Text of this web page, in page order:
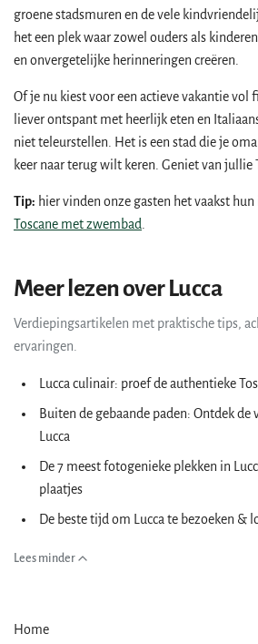
groene stadsmuren en de vele
het een plek waar zowel ouders als
en onvergetelijke herinneringen creëren.
Of je nu kiest voor een actieve vakantie vol
liever ontspant met heerlijk eten en
niet teleurstellen. Het is een stad die je
keer naar terug wilt keren. Geniet van jullie
Tip: hier vinden onze gasten het vaakst hun
Toscane met zwembad
Meer lezen over Lucca
Verdiepingsartikelen met praktische tips,
ervaringen.
Lucca culinair: proef de authentieke
Buiten de gebaande paden: Ontdek de
Lucca
De 7 meest fotogenieke plekken in
plaatjes
De beste tijd om Lucca te bezoeken &
Lees minder
Home